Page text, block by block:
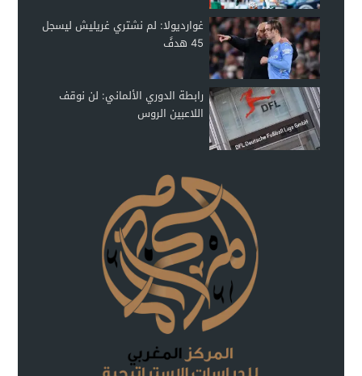
غوارديولا: لم نشتري غريليش ليسجل
45 هدفً
رابطة الدوري الألماني: لن نوقف
اللاعبين الروس